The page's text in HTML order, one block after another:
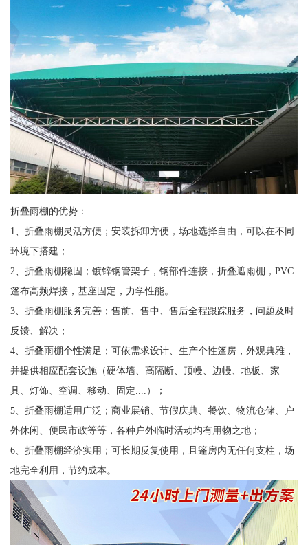
折叠雨棚的优势：
1、折叠雨棚灵活方便；安装拆卸方便，场地选择自由，可以在不同
环境下搭建；
2、折叠雨棚稳固；镀锌钢管架子，钢部件连接，折叠遮雨棚，PVC
篷布高频焊接，基座固定，力学性能。
3、折叠雨棚服务完善；售前、售中、售后全程跟踪服务，问题及时
反馈、解决；
4、折叠雨棚个性满足；可依需求设计、生产个性篷房，外观典雅，
并提供相应配套设施（硬体墙、高隔断、顶幔、边幔、地板、家
具、灯饰、空调、移动、固定....）；
5、折叠雨棚适用广泛；商业展销、节假庆典、餐饮、物流仓储、户
外休闲、便民市政等等，各种户外临时活动均有用物之地；
6、折叠雨棚经济实用；可长期反复使用，且篷房内无任何支柱，场
地完全利用，节约成本。